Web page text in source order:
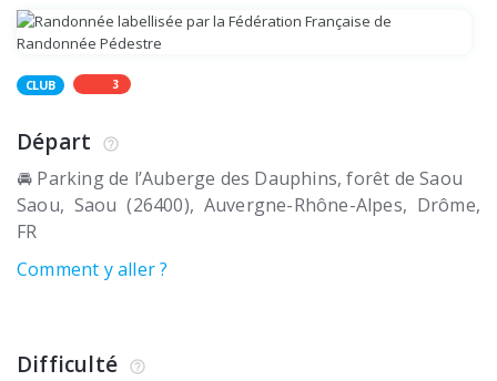
CLUB 3
Départ
🚘 Parking de l’Auberge des Dauphins, forêt de Saou
Saou
Saou (26400)
Auvergne-Rhône-Alpes, Drôme
FR
Comment y aller ?
Difficulté